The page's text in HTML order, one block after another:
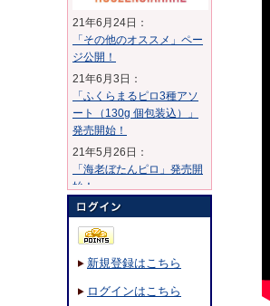
21年6月24日：
「その他のオススメ」ペー
ジ公開！
21年6月3日：
「ふくらまるピロ3種アソ
ート（130g 個包装込）」
発売開始！
21年5月26日：
「海老ぼたんピロ」発売開
始！
20年10月30日：
20年8月11日：
「穂錦」発売開始！
19年7月15日：
まる」発売開始！
新規登録はこちら
ログインはこちら